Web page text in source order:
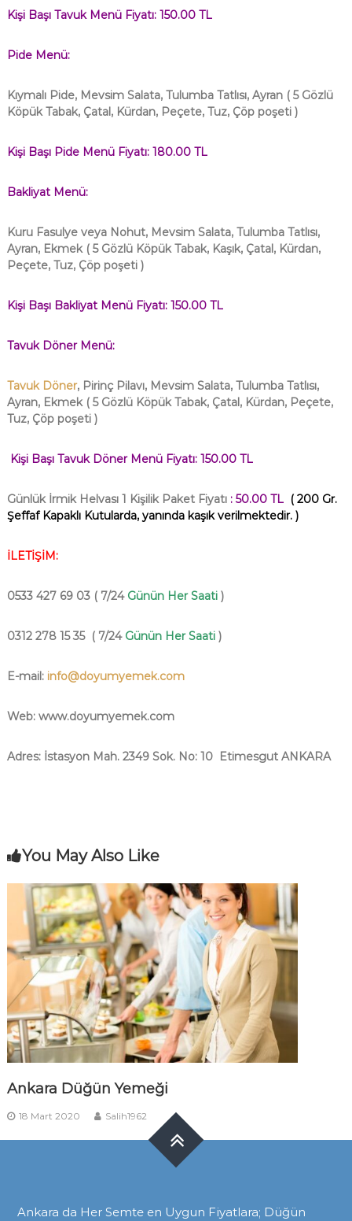
Kişi Başı Tavuk Menü Fiyatı: 150.00 TL
Pide Menü:
Kıymalı Pide, Mevsim Salata, Tulumba Tatlısı, Ayran ( 5 Gözlü
Köpük Tabak, Çatal, Kürdan, Peçete, Tuz, Çöp poşeti )
Kişi Başı Pide Menü Fiyatı: 180.00 TL
Bakliyat Menü:
Kuru Fasulye veya Nohut, Mevsim Salata, Tulumba Tatlısı,
Ayran, Ekmek ( 5 Gözlü Köpük Tabak, Kaşık, Çatal, Kürdan,
Peçete, Tuz, Çöp poşeti )
Kişi Başı Bakliyat Menü Fiyatı: 150.00 TL
Tavuk Döner Menü:
Tavuk Döner, Pirinç Pilavı, Mevsim Salata, Tulumba Tatlısı,
Ayran, Ekmek ( 5 Gözlü Köpük Tabak, Çatal, Kürdan, Peçete,
Tuz, Çöp poşeti )
Kişi Başı Tavuk Döner Menü Fiyatı: 150.00 TL
Günlük İrmik Helvası 1 Kişilik Paket Fiyatı : 50.00 TL ( 200 Gr.
Şeffaf Kapaklı Kutularda, yanında kaşık verilmektedir. )
İLETİŞİM:
0533 427 69 03 ( 7/24 Günün Her Saati)
0312 278 15 35 ( 7/24 Günün Her Saati)
E-mail: info@doyumyemek.com
Web: www.doyumyemek.com
Adres: İstasyon Mah. 2349 Sok. No: 10 Etimesgut ANKARA
You May Also Like
Ankara Düğün Yemeği
18 Mart 2020 Salih1962
Ankara da Her Semte en Uygun Fiyatlara; Düğün